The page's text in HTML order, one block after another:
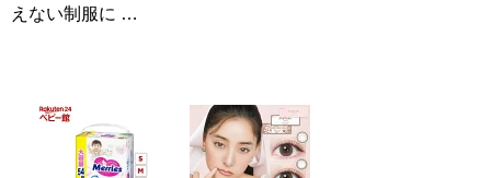
えない制服に …